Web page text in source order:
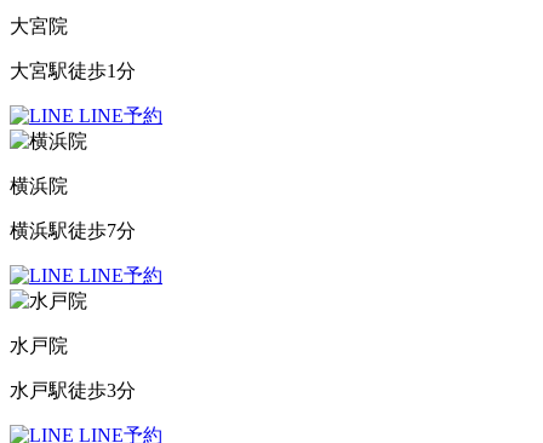
大宮院
大宮駅徒歩1分
LINE予約
横浜院
横浜駅徒歩7分
LINE予約
水戸院
水戸駅徒歩3分
LINE予約